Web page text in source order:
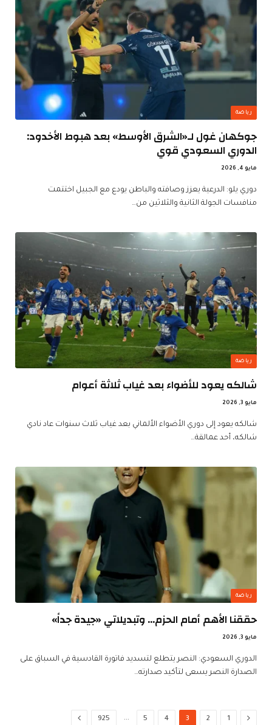
رياضة
جوكهان غول لـ«الشرق الأوسط» بعد هبوط الأخدود:
الدوري السعودي قوي
مايو 4, 2026
دوري يلو: الدرعية يعزز وصافته والباطن يودع مع الجبيل اختتمت
منافسات الجولة الثانية والثلاثين من…
رياضة
شالكه يعود للأضواء بعد غياب ثلاثة أعوام
مايو 3, 2026
شالكه يعود إلى دوري الأضواء الألماني بعد غياب ثلاث سنوات عاد نادي
شالكه، أحد عمالقة…
رياضة
حققنا الأهم أمام الحزم… وتبديلاتي «جيدة جداً»
مايو 3, 2026
الدوري السعودي: النصر يتطلع لتسديد فاتورة القادسية في السباق على
الصدارة النصر يسعى لتأكيد صدارته…
السابق
1
2
3
4
5
…
925 التالي